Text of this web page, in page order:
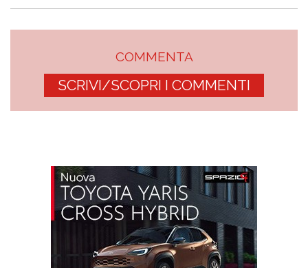
COMMENTA
SCRIVI/SCOPRI I COMMENTI